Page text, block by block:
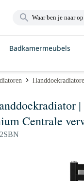
Badkamermeubels
Centrale